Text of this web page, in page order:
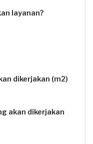
layanan?
dikerjakan (m2)
akan dikerjakan